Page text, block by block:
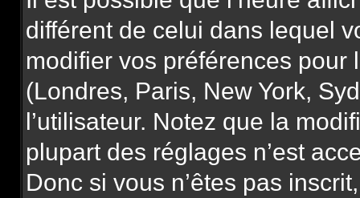
différent de celui dans lequel
modifier vos préférences
(Londres, Paris, New York,
l’utilisateur. Notez que la
plupart des réglages n’est
Donc si vous n’êtes pas